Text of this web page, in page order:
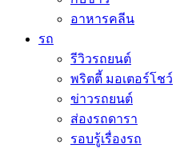
อาหารคลีน
รถ
รีวิวรถยนต์
พริตตี้ มอเตอร์โชว์
ข่าวรถยนต์
ส่องรถดารา
รอบรู้เรื่องรถ